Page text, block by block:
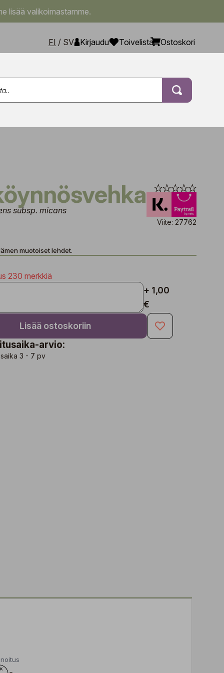
lisää valikoimastamme.
FI / SV Kirjaudu Toivelista Ostoskori
subsp. micans
Viite: 27762
muotoiset lehdet.
230 merkkiä
+ 1,00
€
Lisää ostoskoriin
arvio:
3 - 7 pv